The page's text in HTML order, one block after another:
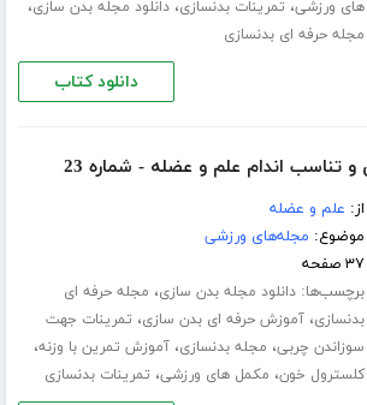
های ورزشی، تمرینات بدنسازی،دانلود مجله بدن سازی،
مجله حرفه ای بدنسازی
دانلود کتاب
و تناسب اندام علم و عضله - شماره 23
از: علم و عضله
موضوع: مجله‌های ورزشی
۳۷ صفحه
برچسب‌ها:دانلود مجله بدن سازی، مجله حرفه ای
بدنسازی،آموزش حرفه ای بدن سازی، تمرینات جهت
سوزاندن چربی، مجله بدنسازی،آموزش تمرین با وزنه،
کلسترول خون، مکمل های ورزشی، تمرینات بدنسازی